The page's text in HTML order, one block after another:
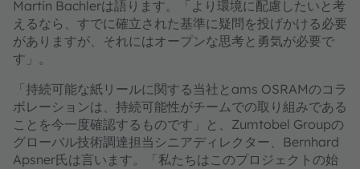
Martin Bachlerは語ります。「より環境に配慮したいと考
えるなら、すでに確立された基準に疑問を投げかける必要
がありますが、それにはオープンな思考と勇気が必要で
す」。
「持続可能な紙リールに関する当社とams OSRAMのコラ
ボレーションは、持続可能性がチームでの取り組みである
ことを今一度確認するものです」と、Zumtobel Groupの
グローバル技術調達担当シニアディレクター、Bernhard
Apsner氏は言います。「私たちはこのプロジェクトの始